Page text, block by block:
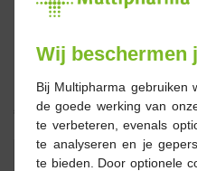
€ 25,15
Bestellen
Wij beschermen
Bij Multipharma gebruiken
de goede werking van
te verbeteren, evenals
te analyseren en je
te bieden. Door optionele